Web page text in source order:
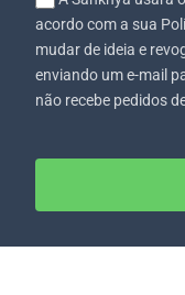
acordo com a sua
mudar de ideia e
enviando um e-mail
não recebe pedidos